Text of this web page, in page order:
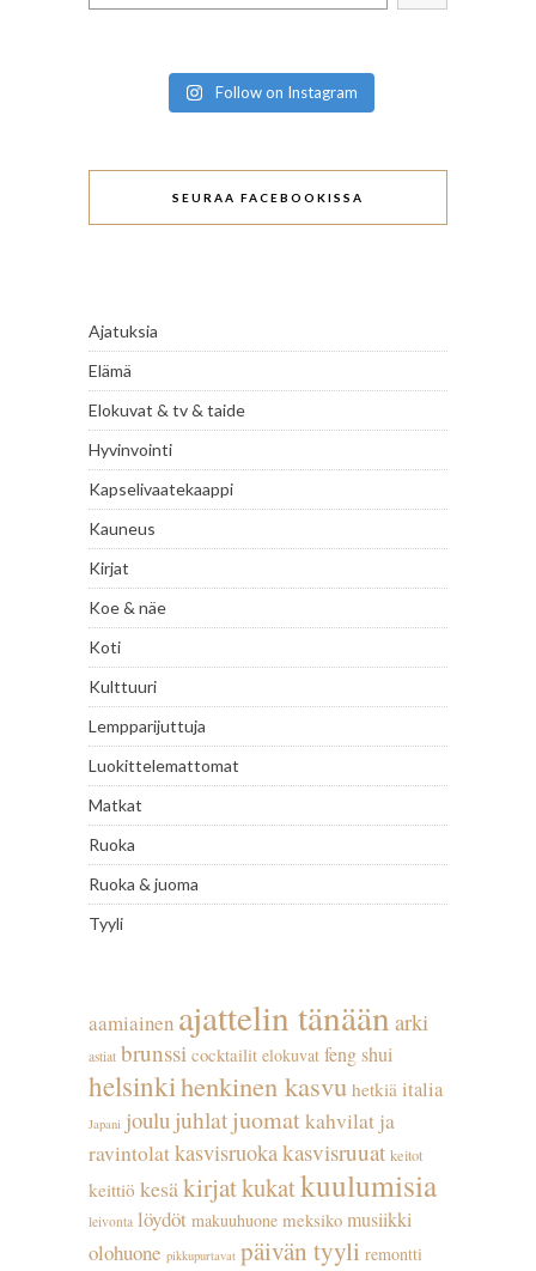
Follow on Instagram
SEURAA FACEBOOKISSA
Ajatuksia
Elämä
Elokuvat & tv & taide
Hyvinvointi
Kapselivaatekaappi
Kauneus
Kirjat
Koe & näe
Koti
Kulttuuri
Lempparijuttuja
Luokittelemattomat
Matkat
Ruoka
Ruoka & juoma
Tyyli
aamiainen ajattelin tänään arki
astiat brunssi cocktailit elokuvat feng shui
helsinkihenkinen kasvu hetkiä italia
Japani joulu juhlatjuomatkahvilat ja
ravintolatkasvisruokakasvisruuat keitot
keittiö kesäkirjatkukatkuulumisia
leivonta löydöt makuuhuone meksiko musiikki
olohuone pikkupurtavat päivän tyyli remontti